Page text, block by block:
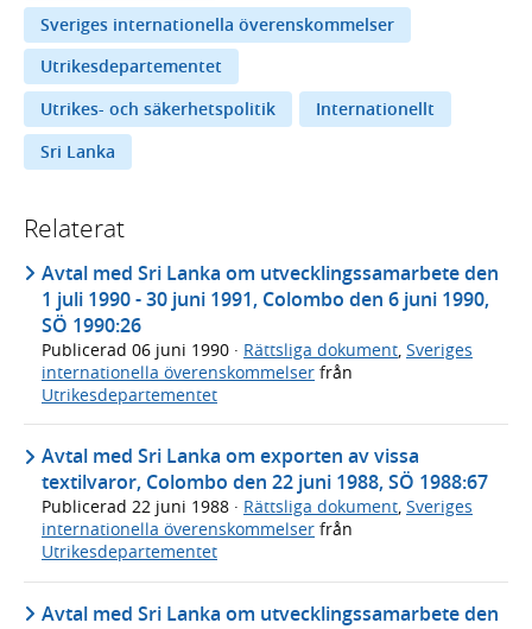
Sveriges internationella överenskommelser
Utrikesdepartementet
Utrikes- och säkerhetspolitik
Internationellt
Sri Lanka
Relaterat
Avtal med Sri Lanka om utvecklingssamarbete den
1 juli 1990 - 30 juni 1991, Colombo den 6 juni 1990,
SÖ 1990:26
Publicerad 06 juni 1990 · Rättsliga dokument Sveriges
internationella överenskommelser från
Utrikesdepartementet
Avtal med Sri Lanka om exporten av vissa
textilvaror, Colombo den 22 juni 1988, SÖ 1988:67
Publicerad 22 juni 1988 · Rättsliga dokument, Sveriges
internationella överenskommelser från
Utrikesdepartementet
Avtal med Sri Lanka om utvecklingssamarbete den